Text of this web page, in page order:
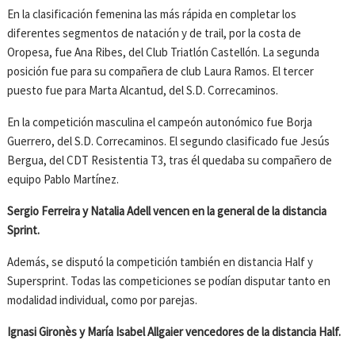
En la clasificación femenina las más rápida en completar los
diferentes segmentos de natación y de trail, por la costa de
Oropesa, fue Ana Ribes, del Club Triatlón Castellón. La segunda
posición fue para su compañera de club Laura Ramos. El tercer
puesto fue para Marta Alcantud, del S.D. Correcaminos.
En la competición masculina el campeón autonómico fue Borja
Guerrero, del S.D. Correcaminos. El segundo clasificado fue Jesús
Bergua, del CDT Resistentia T3, tras él quedaba su compañero de
equipo Pablo Martínez.
Sergio Ferreira y Natalia Adell vencen en la general de la distancia
Sprint.
Además, se disputó la competición también en distancia Half y
Supersprint. Todas las competiciones se podían disputar tanto en
modalidad individual, como por parejas.
Ignasi Gironès y María Isabel Allgaier vencedores de la distancia Half.